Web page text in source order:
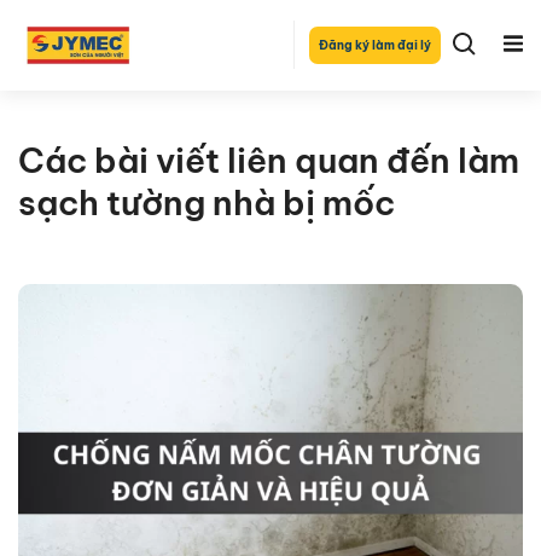
Đăng ký làm đại lý
Các bài viết liên quan đến làm
sạch tường nhà bị mốc